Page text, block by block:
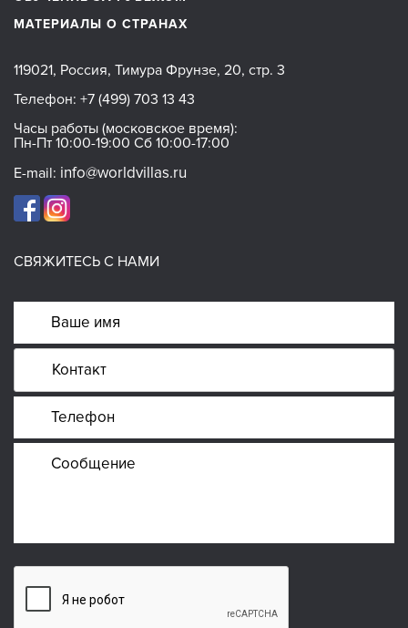
МАТЕРИАЛЫ О СТРАНАХ
119021, Россия, Тимура Фрунзе, 20, стр. 3
Телефон: +7 (499) 703 13 43
Часы работы (московское время):
Пн-Пт 10:00-19:00 Сб 10:00-17:00
E-mail: info@worldvillas.ru
СВЯЖИТЕСЬ С НАМИ